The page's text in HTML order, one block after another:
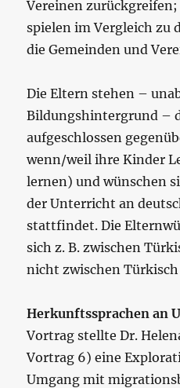
Vereinen
spielen im Vergleich zu
die Gemeinden und
Die Eltern stehen –
Bildungshintergrund –
aufgeschlossen
wenn/weil ihre Kinder
lernen) und wünschen
der Unterricht an
stattfindet. Die
sich z. B. zwischen
nicht zwischen Türkisch
Herkunftssprachen an
Vortrag stellte Dr.
Vortrag 6) eine
Umgang mit